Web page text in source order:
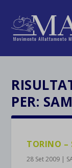
PER:
TORINO –
28 Set 2009 |